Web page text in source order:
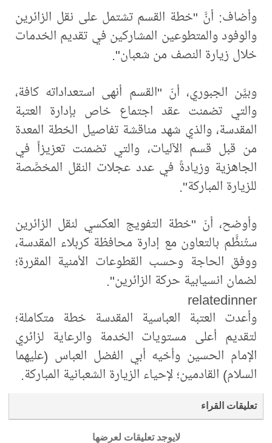
وأضاف: أنَّ "خطة القسم تشتمل على نقل الزائرين
والوفود والمتطوعين المشاركين في تقديم الخدمات
خلال زيارة النصف من شعبان".
وبيَّن الجبوري، أنّ "القسم أنهى استعداداته كافة،
والتي تضمنت عقد اجتماع خاص بإدارة العتبة
المقدسة، والذي شهد مناقشة تفاصيل الخطة المعدة
من قبل قسم الآليات، والتي تضمنت تعزيزاً في
الجاهزية وزيادةً في عدد عجلات النقل المخصَّصة
للزيارة المباركة".
وأوضح، أنّ "خطة التفويج العكسي لنقل الزائرين
ستُنظَّم بالتعاون مع إدارة محافظة كربلاء المقدسة،
ووفق الحاجة وحسب القطوعات الأمنية المقررة؛
لضمان انسيابية حركة الزائرين".
relatedinner
وأعدت العتبة العباسية المقدسة خطة متكاملة؛
لتقديم أعلى مستويات الخدمة والرعاية لزائري
الإمام الحسين وأخيه أبي الفضل العباس (عليهما
السلام) القادمين؛ لإحياء الزيارة الشعبانية المباركة.
تعليقات القراء
لايوجد تعليقات لعرضها